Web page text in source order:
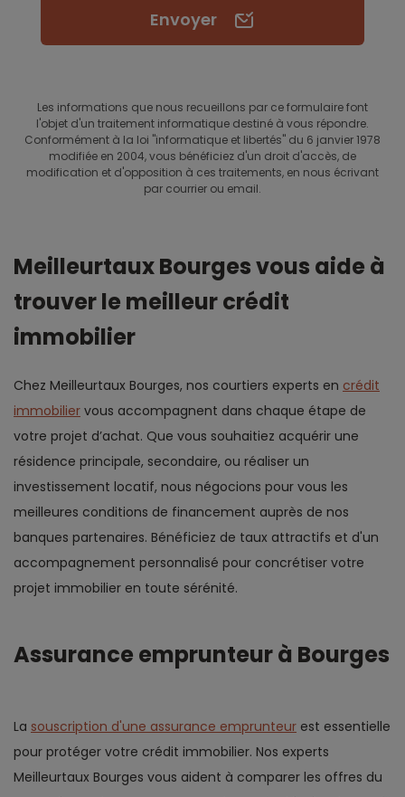
Envoyer
Les informations que nous recueillons par ce formulaire font
l'objet d'un traitement informatique destiné à vous répondre.
Conformément à la loi "informatique et libertés" du 6 janvier 1978
modifiée en 2004, vous bénéficiez d'un droit d'accès, de
modification et d'opposition à ces traitements, en nous écrivant
par courrier ou email.
Meilleurtaux Bourges vous aide à
trouver le meilleur crédit
immobilier
Chez Meilleurtaux Bourges, nos courtiers experts en crédit
immobilier vous accompagnent dans chaque étape de
votre projet d’achat. Que vous souhaitiez acquérir une
résidence principale, secondaire, ou réaliser un
investissement locatif, nous négocions pour vous les
meilleures conditions de financement auprès de nos
banques partenaires. Bénéficiez de taux attractifs et d'un
accompagnement personnalisé pour concrétiser votre
projet immobilier en toute sérénité.
Assurance emprunteur à Bourges
La souscription d'une assurance emprunteur est essentielle
pour protéger votre crédit immobilier. Nos experts
Meilleurtaux Bourges vous aident à comparer les offres du